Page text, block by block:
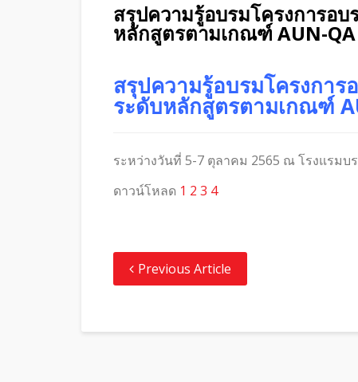
สรุปความรู้อบรมโครงการอ
หลักสูตรตามเกณฑ์ AUN-
สรุปความรู้อบรมโครงกา
ระดับหลักสูตรตามเกณฑ์
ระหว่างวันที่ 5-7 ตุลาคม 2565 ณ โรงแรม
ดาวน์โหลด 1 2 3 4
Previous Article